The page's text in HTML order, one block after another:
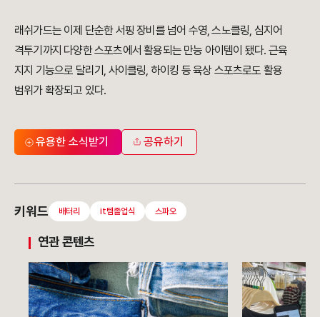
래쉬가드는 이제 단순한 서핑 장비를 넘어 수영, 스노클링, 심지어
격투기까지 다양한 스포츠에서 활용되는 만능 아이템이 됐다. 근육
지지 기능으로 달리기, 사이클링, 하이킹 등 육상 스포츠로도 활용
범위가 확장되고 있다.
유용한 소식받기 공유하기
키워드 배터리 it템졸업식 스파오
연관 콘텐츠